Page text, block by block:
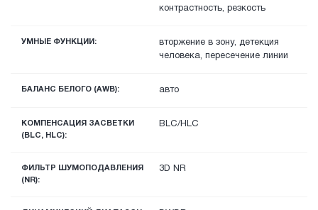
контрастность, резкость
УМНЫЕ ФУНКЦИИ:
вторжение в зону, детекция
человека, пересечение линии
БАЛАНС БЕЛОГО (AWB): авто
КОМПЕНСАЦИЯ ЗАСВЕТКИ
(BLC, HLC):
BLC/HLC
ФИЛЬТР ШУМОПОДАВЛЕНИЯ
(NR):
3D NR